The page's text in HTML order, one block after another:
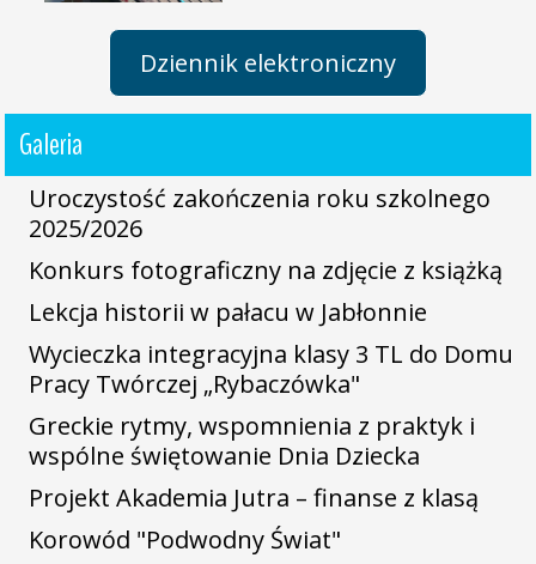
Dziennik elektroniczny
Galeria
Uroczystość zakończenia roku szkolnego
2025/2026
Konkurs fotograficzny na zdjęcie z książką
Lekcja historii w pałacu w Jabłonnie
Wycieczka integracyjna klasy 3 TL do Domu
Pracy Twórczej „Rybaczówka"
Greckie rytmy, wspomnienia z praktyk i
wspólne świętowanie Dnia Dziecka
Projekt Akademia Jutra – finanse z klasą
Korowód "Podwodny Świat"